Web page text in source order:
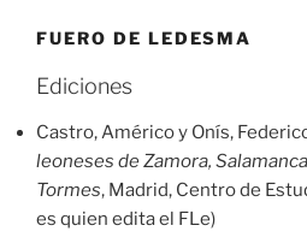
FUERO DE LEDESMA
Ediciones
Castro, Américo y Onís,
leoneses de Zamora,
Tormes, Madrid, Centro de
es quien edita el FLe)